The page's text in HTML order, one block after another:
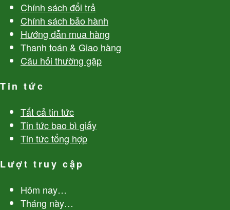
Chính sách đổi trả
Chính sách bảo hành
Hướng dẫn mua hàng
Thanh toán & Giao hàng
Câu hỏi thường gặp
Tin tức
Tất cả tin tức
Tin tức bao bì giấy
Tin tức tổng hợp
Lượt truy cập
Hôm nay…
Tháng này…